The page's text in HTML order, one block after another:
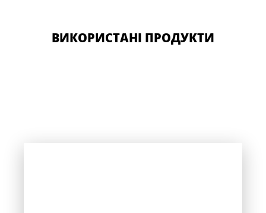
ВИКОРИСТАНІ ПРОДУКТИ